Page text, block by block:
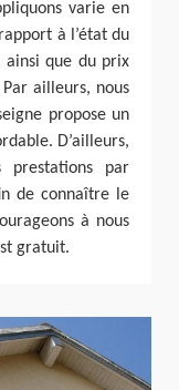
varie en
à l’état du
que du prix
ailleurs, nous
propose un
D’ailleurs,
prestations par
de connaître le
à nous
gratuit.